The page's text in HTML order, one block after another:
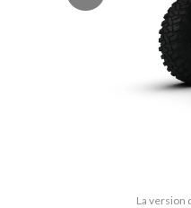
La version